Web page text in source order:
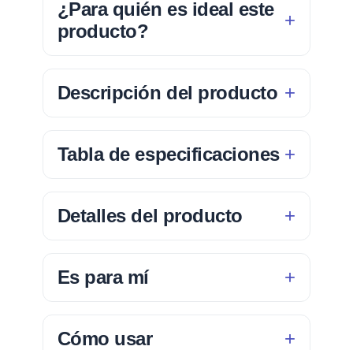
¿Para quién es ideal este
producto?
Descripción del producto
Tabla de especificaciones
Detalles del producto
Es para mí
Cómo usar